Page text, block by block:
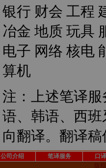
银行 财会 工程
冶金 地质 玩具
电子 网络 核电
算机
注：上述笔译
语、韩语、西
向翻译。翻译稿
公司介绍 笔译服务
口
版